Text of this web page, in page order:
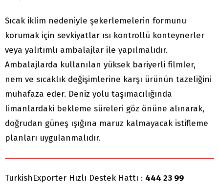
Sıcak iklim nedeniyle şekerlemelerin formunu
korumak için sevkiyatlar ısı kontrollü konteynerler
veya yalıtımlı ambalajlar ile yapılmalıdır.
Ambalajlarda kullanılan yüksek bariyerli filmler,
nem ve sıcaklık değişimlerine karşı ürünün tazeliğini
muhafaza eder. Deniz yolu taşımacılığında
limanlardaki bekleme süreleri göz önüne alınarak,
doğrudan güneş ışığına maruz kalmayacak istifleme
planları uygulanmalıdır.
TurkishExporter Hızlı Destek Hattı : 444 23 99